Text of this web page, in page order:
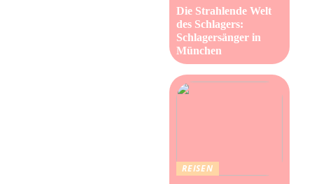
Die Strahlende Welt
des Schlagers:
Schlagersänger in
München
REISEN